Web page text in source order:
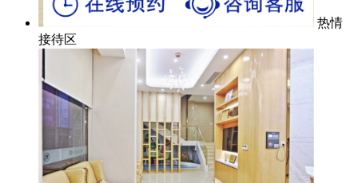
热情
接待区